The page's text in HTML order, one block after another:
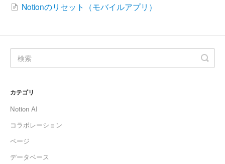
Notionのリセット（モバイルアプリ）
カテゴリ
Notion AI
コラボレーション
ページ
データベース